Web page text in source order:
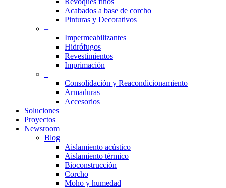
Acabados a base de corcho
Pinturas y Decorativos
–
Impermeabilizantes
Hidrófugos
Revestimientos
Imprimación
–
Consolidación y Reacondicionamiento
Armaduras
Accesorios
Soluciones
Proyectos
Newsroom
Blog
Aislamiento acústico
Aislamiento térmico
Bioconstrucción
Corcho
Moho y humedad